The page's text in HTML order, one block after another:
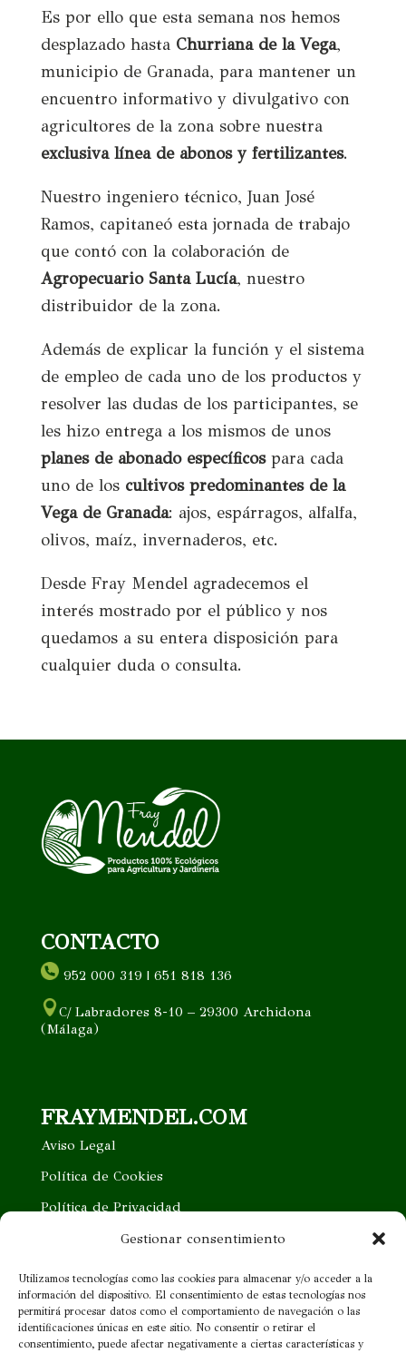
Gestionar consentimiento
Utilizamos tecnologías como las cookies para almacenar y/o acceder a la
información del dispositivo. El consentimiento de estas tecnologías nos
permitirá procesar datos como el comportamiento de navegación o las
identificaciones únicas en este sitio. No consentir o retirar el
consentimiento, puede afectar negativamente a ciertas características y
Es por ello que esta semana nos hemos
desplazado hasta Churriana de la Vega,
municipio de Granada, para mantener un
encuentro informativo y divulgativo con
agricultores de la zona sobre nuestra
exclusiva línea de abonos y fertilizantes.
Nuestro ingeniero técnico, Juan José
Ramos, capitaneó esta jornada de trabajo
que contó con la colaboración de
Agropecuario Santa Lucía, nuestro
distribuidor de la zona.
Además de explicar la función y el sistema
de empleo de cada uno de los productos y
resolver las dudas de los participantes, se
les hizo entrega a los mismos de unos
planes de abonado específicospara cada
uno de los cultivos predominantes de la
Vega de Granada: ajos, espárragos, alfalfa,
olivos, maíz, invernaderos, etc.
Desde Fray Mendel agradecemos el
interés mostrado por el público y nos
quedamos a su entera disposición para
cualquier duda o consulta.
CONTACTO
952 000 319 | 651 818 136
C/ Labradores 8-10 – 29300 Archidona
(Málaga)
FRAYMENDEL.COM
Aviso Legal
Política de Cookies
Política de Privacidad
Trabaja con nosotros
Proveedor cercano